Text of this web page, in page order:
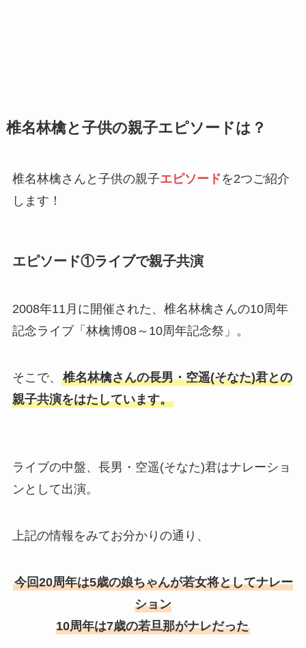
椎名林檎と子供の親子エピソードは？
椎名林檎さんと子供の親子エピソードを2つご紹介
します！
エピソード①ライブで親子共演
2008年11月に開催された、椎名林檎さんの10周年
記念ライブ「林檎博08～10周年記念祭」。
そこで、 椎名林檎さんの長男・空遥(そなた)君との
親子共演をはたしています。
ライブの中盤、長男・空遥(そなた)君はナレーショ
ンとして出演。
上記の情報をみてお分かりの通り、
今回20周年は5歳の娘ちゃんが若女将としてナレー
ション
10周年は7歳の若旦那がナレだった